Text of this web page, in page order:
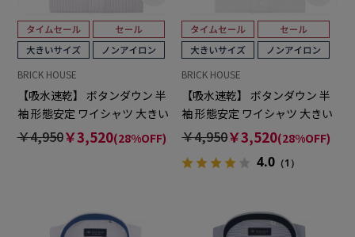
BRICK HOUSE
【吸水速乾】 ボタンダウン 半
袖 形態安定 ワイシャツ 大きい
サイズ
￥4,950￥3,520(28%OFF)
BRICK HOUSE
【吸水速乾】 ボタンダウン 半
袖 形態安定 ワイシャツ 大きい
サイズ
￥4,950￥3,520(28%OFF)
4.0 （1）